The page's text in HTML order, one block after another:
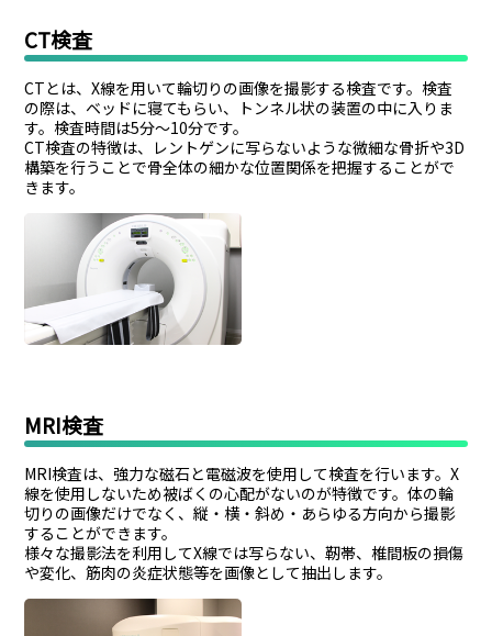
CT検査
CTとは、X線を用いて輪切りの画像を撮影する検査です。検査
の際は、ベッドに寝てもらい、トンネル状の装置の中に入りま
す。検査時間は5分～10分です。
CT検査の特徴は、レントゲンに写らないような微細な骨折や3D
構築を行うことで骨全体の細かな位置関係を把握することがで
きます。
MRI検査
MRI検査は、強力な磁石と電磁波を使用して検査を行います。X
線を使用しないため被ばくの心配がないのが特徴です。体の輪
切りの画像だけでなく、縦・横・斜め・あらゆる方向から撮影
することができます。
様々な撮影法を利用してX線では写らない、靭帯、椎間板の損傷
や変化、筋肉の炎症状態等を画像として抽出します。